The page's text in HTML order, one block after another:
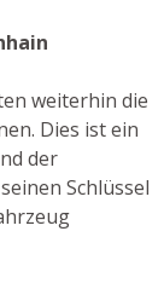
weiterhin die
Dies ist ein
der
Schlüssel